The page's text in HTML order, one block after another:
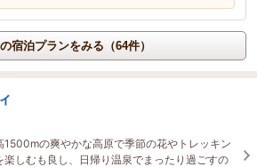
宿泊プランをみる（64件）
1500mの爽やかな高原で季節の花やトレッキン
楽しむも良し、日帰り温泉でまったり過ごすの